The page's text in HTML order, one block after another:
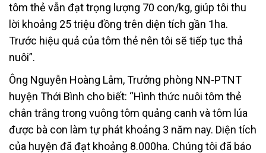
tôm thẻ vẫn đạt trọng lượng 70 con/kg, giúp tôi thu
lời khoảng 25 triệu đồng trên diện tích gần 1ha.
Trước hiệu quả của tôm thẻ nên tôi sẽ tiếp tục thả
nuôi”.
Ông Nguyễn Hoàng Lâm, Trưởng phòng NN-PTNT
huyện Thới Bình cho biết: “Hình thức nuôi tôm thẻ
chân trắng trong vuông tôm quảng canh và tôm lúa
được bà con làm tự phát khoảng 3 năm nay. Diện tích
của huyện đã đạt khoảng 8.000ha. Chúng tôi đã báo